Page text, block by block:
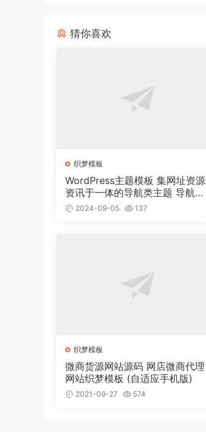
猜你喜欢
织梦模板
WordPress主题模板 集网址资源
资讯于一体的导航类主题 导航主
题垂直行业模板
2024-09-05 137
织梦模板
微商货源网站源码 网店微商代理
网站织梦模板 (自适应手机版)
2021-09-27 574